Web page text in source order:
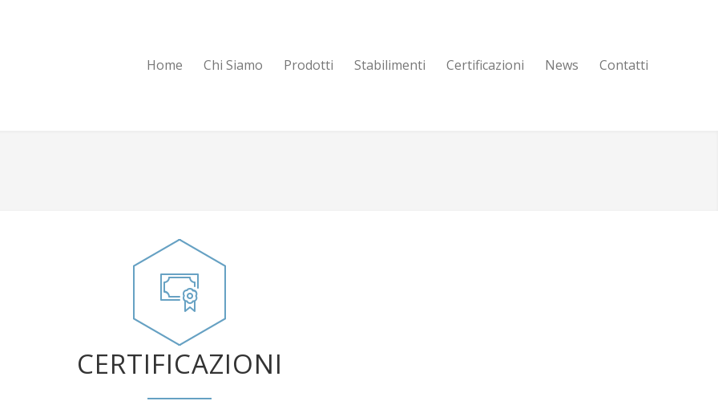
Home Chi Siamo Prodotti Stabilimenti Certificazioni News Contatti
CERTIFICAZIONI